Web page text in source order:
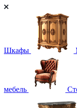
Шкафы
мебель